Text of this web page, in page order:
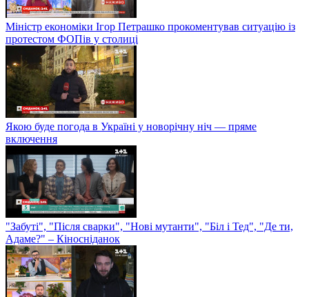
Міністр економіки Ігор Петрашко прокоментував ситуацію із
протестом ФОПів у столиці
Якою буде погода в Україні у новорічну ніч — пряме
включення
"Забуті", "Після сварки", "Нові мутанти", "Біл і Тед", "Де ти,
Адаме?" – Кіносніданок